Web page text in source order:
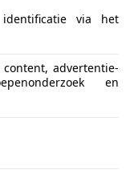
identificatie via het
advertentie-
en